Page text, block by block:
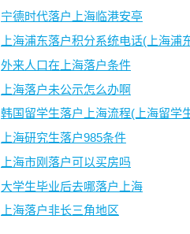
宁德时代落户上海临港安亭
上海浦东落户积分系统电话(上海浦
外来人口在上海落户条件
上海落户未公示怎么办啊
韩国留学生落户上海流程(上海留学
上海研究生落户985条件
上海市刚落户可以买房吗
大学生毕业后去哪落户上海
上海落户非长三角地区